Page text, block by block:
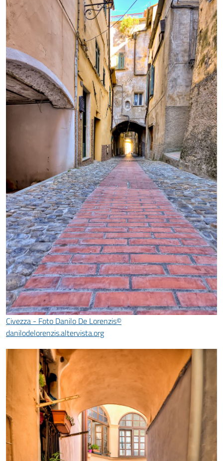
Civezza - Foto Danilo De Lorenzis©
danilodelorenzis.altervista.org